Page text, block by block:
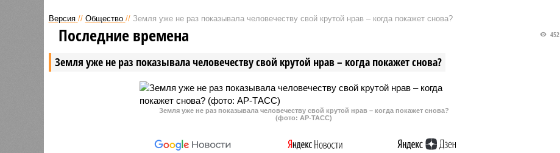
отреагировала на шквал
обращений от выпускников и их
родителей, недовольных
формулировками заданий в
специалистов для совершения
Его позабавило произношение
это переделанный русский.
Версия // Общество // Земля уже не раз показывала человечеству свой крутой нрав – когда покажет снова?
Земля уже не раз показывала человечеству свой крутой нрав – когда покажет снова?
452
Последние времена
Земля уже не раз показывала человечеству свой крутой нрав – когда покажет снова?
(фото: АР-ТАСС)